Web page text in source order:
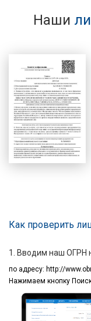
Наши
Как проверить
1. Вводим наш
по адресу: http://
Нажимаем кнопку